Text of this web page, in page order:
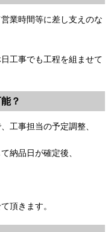
業時間等に差し支えのな
工事でも工程を組ませて
？
工事担当の予定調整、
納品日が確定後、
頂きます。